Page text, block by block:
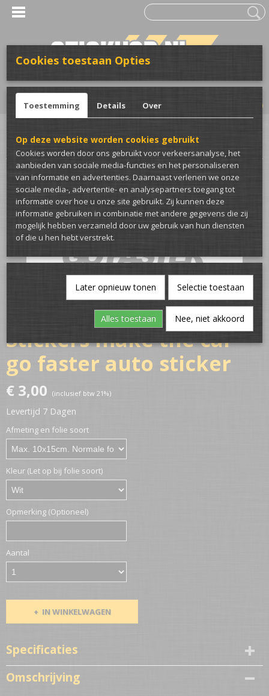
Inloggen Registreren
(0)
Home >Stickers>Voor de auto>Overige stickers>Stickers make the car
go faster auto sticker
Stickers make the car
go faster auto sticker
€ 3,00 (inclusief btw 21%)
Levertijd 7 Dagen
Afmeting en folie soort
Kleur (Let op bij folie soort)
Opmerking (Optioneel)
Aantal
IN WINKELWAGEN
Specificaties
Netto gewicht
0,10 Kg
Omschrijving
Cookies toestaan Opties
Toestemming Details Over
Op deze website worden cookies gebruikt
Cookies worden door ons gebruikt voor verkeersanalyse, het
aanbieden van sociale media-functies en het personaliseren
van informatie en advertenties. Daarnaast verlenen we onze
sociale media-, advertentie- en analysepartners toegang tot
informatie over hoe u onze site gebruikt. Zij kunnen deze
informatie gebruiken in combinatie met andere gegevens die zij
mogelijk hebben verzameld door uw gebruik van hun diensten
of die u hen hebt verstrekt.
Later opnieuw tonen Selectie toestaan
Alles toestaan Nee, niet akkoord